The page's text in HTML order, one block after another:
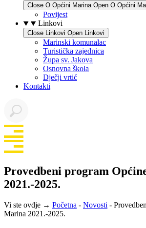
Close O Općini Marina Open O Općini
Povijest
Linkovi
Close Linkovi Open Linkovi
Marinski komunalac
Turistička zajednica
Župa sv. Jakova
Osnovna škola
Dječji vrtić
Kontakti
Provedbeni program
2021.-2025.
Vi ste ovdje → Početna - Novosti -
Marina 2021.-2025.